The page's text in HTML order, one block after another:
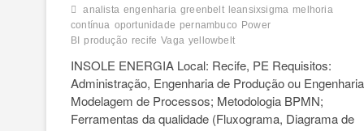
analista engenharia greenbelt leansixsigma melhoria
contínua oportunidade pernambuco Power
BI
produção recife Vaga yellowbelt
INSOLE ENERGIA Local: Recife, PE Requisitos:
Administração, Engenharia de Produção ou
Modelagem de Processos; Metodologia BPMN;
Ferramentas da qualidade (Fluxograma, Diagrama de